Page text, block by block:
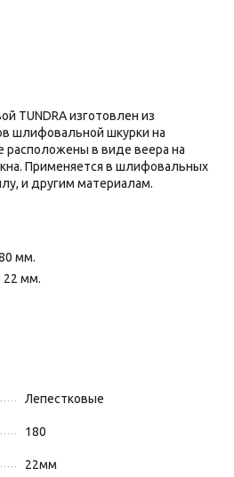
TUNDRA изготовлен из
шлифовальной шкурки на
расположены в виде веера на
Применяется в шлифовальных
и другим материалам.
мм.
22 мм.
Лепестковые
180
22мм